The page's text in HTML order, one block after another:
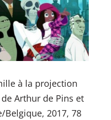
à la projection
de Arthur de Pins et
Belgique, 2017, 78